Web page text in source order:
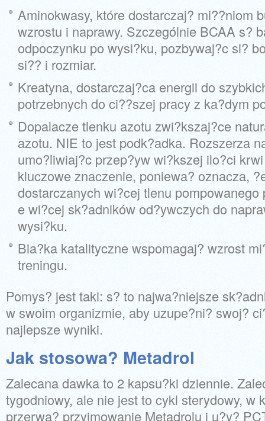
Aminokwasy, które dostarczaj? mi??niom
wzrostu i naprawy. Szczególnie BCAA s?
odpoczynku po wysi?ku, pozbywaj?c si?
si?? i rozmiar.
Kreatyna, dostarczaj?ca energii do
potrzebnych do ci??szej pracy z ka?dym
Dopalacze tlenku azotu zwi?kszaj?ce
azotu. NIE to jest podk?adka. Rozszerza
umo?liwiaj?c przep?yw wi?kszej ilo?ci
kluczowe znaczenie, poniewa? oznacza,
dostarczanych wi?cej tlenu
e wi?cej sk?adników od?ywczych do
wysi?ku.
Bia?ka katalityczne wspomagaj? wzrost
treningu.
Pomys? jest taki: s? to najwa?niejsze
w swoim organizmie, aby uzupe?ni? swoj?
najlepsze wyniki.
Jak stosowa? Metadrol
Zalecana dawka to 2 kapsu?ki dziennie.
tygodniowy, ale nie jest to cykl sterydowy, w
przerwa? przyjmowanie Metadrolu i u?y?